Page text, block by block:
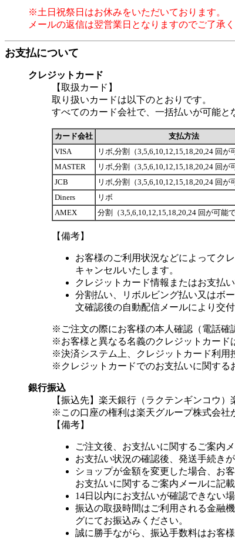
※土日祝祭日はお休みをいただいております。
メールの返信は翌営業日となりますのでご了承く
お支払について
クレジットカード
【取扱カード】
取り扱いカードは以下のとおりです。
すべてのカード会社で、一括払いが可能と
カード会社
支払方法
VISA
リボ,分割（3,5,6,10,12,15,18,20,24 回が
MASTER
リボ,分割（3,5,6,10,12,15,18,20,24 回が
JCB
リボ,分割（3,5,6,10,12,15,18,20,24 回が
Diners
リボ
AMEX
分割（3,5,6,10,12,15,18,20,24 回が可能
【備考】
お客様のご利用状況などによってク
キャンセルいたします。
クレジットカード情報またはお支払
分割払い、リボルビング払い又はボ
文確認後の自動配信メールにより交付
※ご注文の際にお客様の本人確認（電話確
※お客様と異なる名義のクレジットカード
※決済システム上、クレジットカード利用
※クレジットカードでのお支払いに関する
銀行振込
【振込先】楽天銀行（ラクテンギンコウ
※この口座の権利は楽天グループ株式会社
【備考】
ご注文後、お支払いに関するご案内
お支払い状況の確認後、発送手続き
ショップが金額を変更した場合、お
お支払いに関するご案内メールに記
14日以内にお支払いが確認できない
振込の取扱時間はご利用される金融
グにてお振込みください。
誠に勝手ながら、振込手数料はお客